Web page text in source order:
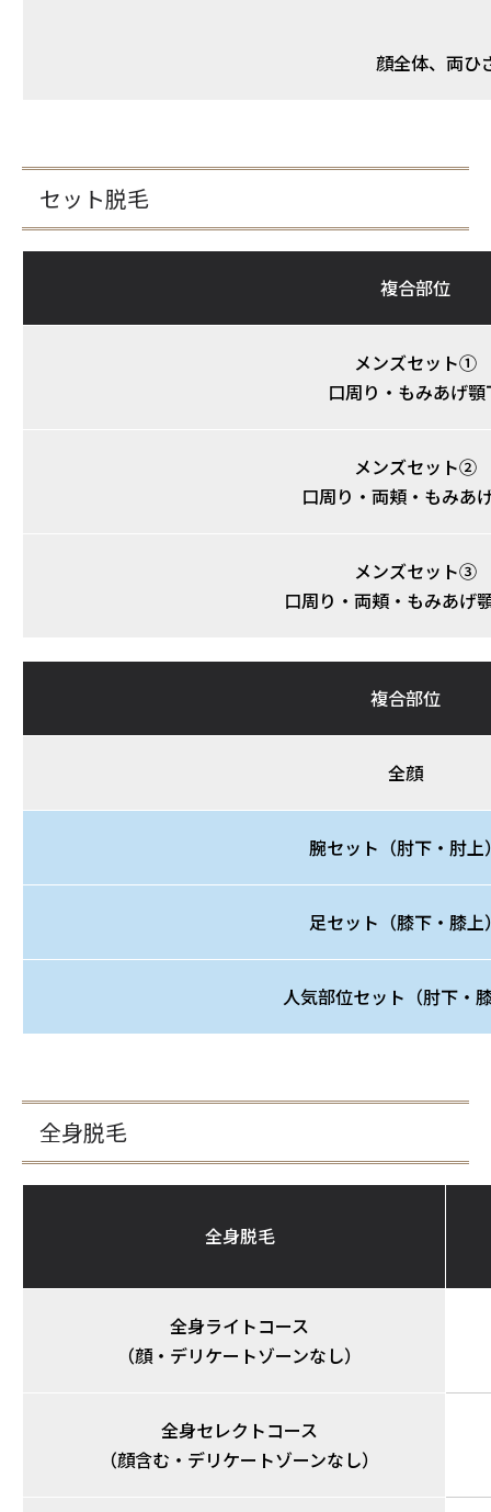
顔全体、両ひ
セット脱毛
複合部位
メンズセット①
口周り・もみあげ顎
メンズセット②
口周り・両頬・もみあ
メンズセット③
口周り・両頬・もみあげ
複合部位
全顔
腕セット（肘下・肘上
足セット（膝下・膝上
人気部位セット（肘下・
全身脱毛
全身脱毛
全身ライトコース
（顔・デリケートゾーンなし）
全身セレクトコース
（顔含む・デリケートゾーンなし）